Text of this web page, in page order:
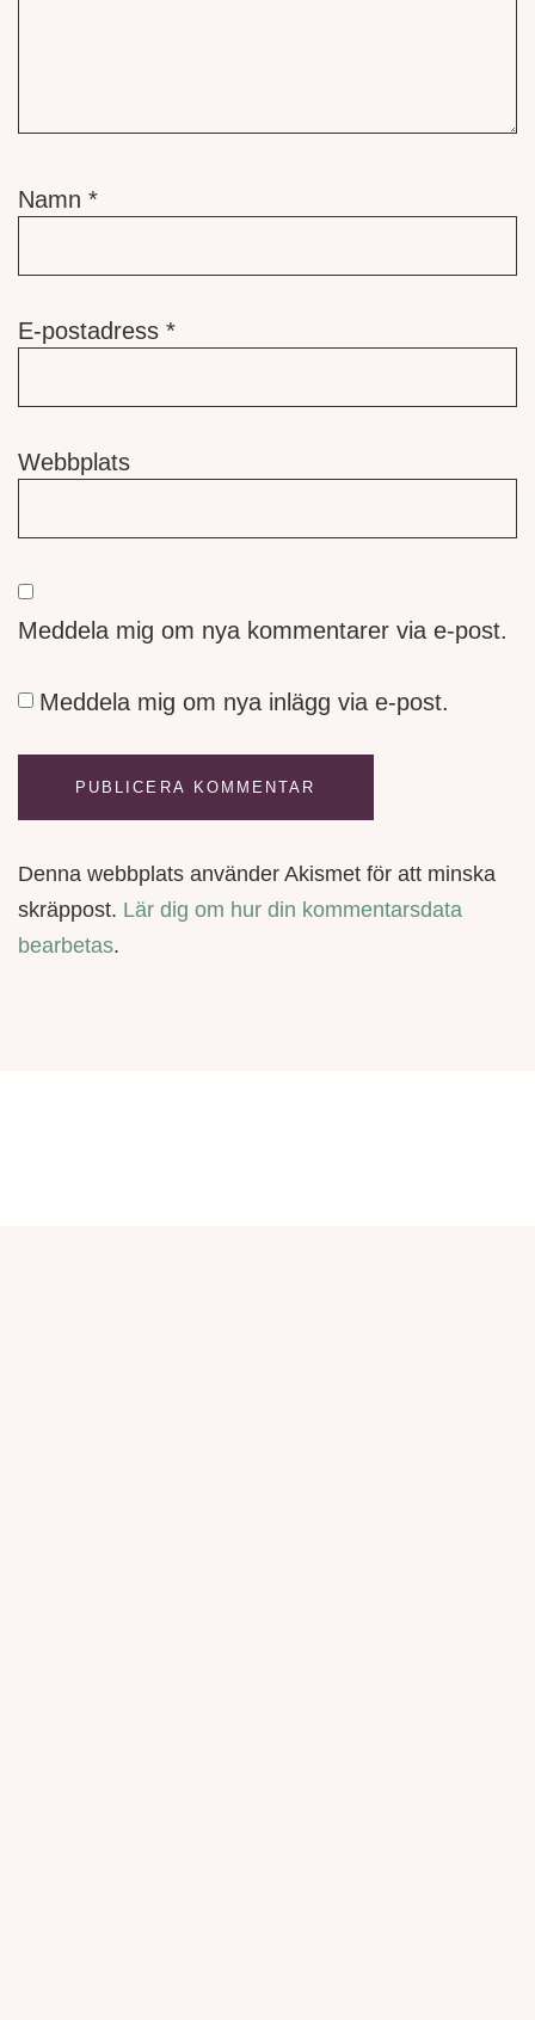
Namn *
E-postadress *
Webbplats
Meddela mig om nya kommentarer via e-post.
Meddela mig om nya inlägg via e-post.
Denna webbplats använder Akismet för att minska
skräppost. Lär dig om hur din kommentarsdata
bearbetas.